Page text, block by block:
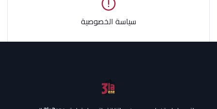
سياسة الخصوصية